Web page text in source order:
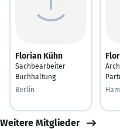
Florian Kühn
Sachbearbeiter
Buchhaltung
Berlin
Weitere Mitglieder